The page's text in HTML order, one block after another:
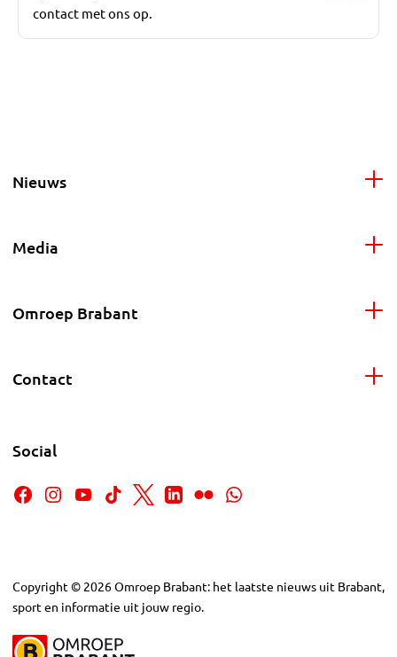
contact met ons op.
Nieuws
Media
Omroep Brabant
Contact
Social
Copyright © 2026Omroep Brabant: het laatste nieuws uit Brabant,
sport en informatie uit jouw regio.